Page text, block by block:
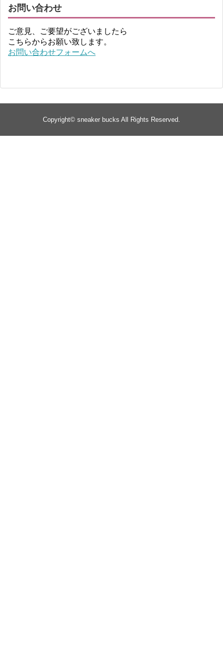
お問い合わせ
ご意見、ご要望がございましたら
こちらからお願い致します。
お問い合わせフォームへ
Copyright© sneaker bucks All Rights Reserved.